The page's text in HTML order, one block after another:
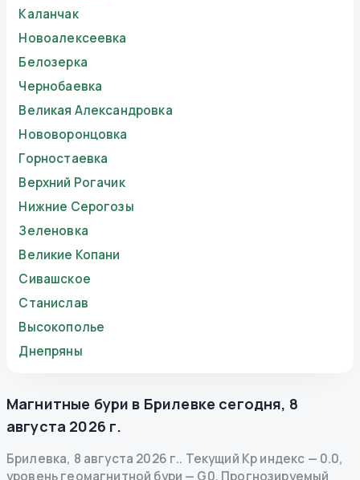
Каланчак
Новоалексеевка
Белозерка
Чернобаевка
Великая Александровка
Нововоронцовка
Горностаевка
Верхний Рогачик
Нижние Серогозы
Зеленовка
Великие Копани
Сивашское
Станислав
Высокополье
Днепряны
Магнитные бури в Брилевке сегодня, 8
августа 2026 г.
Брилевка, 8 августа 2026 г.. Текущий Kp индекс — 0.0,
уровень геомагнитной бури — G0. Прогнозируемый